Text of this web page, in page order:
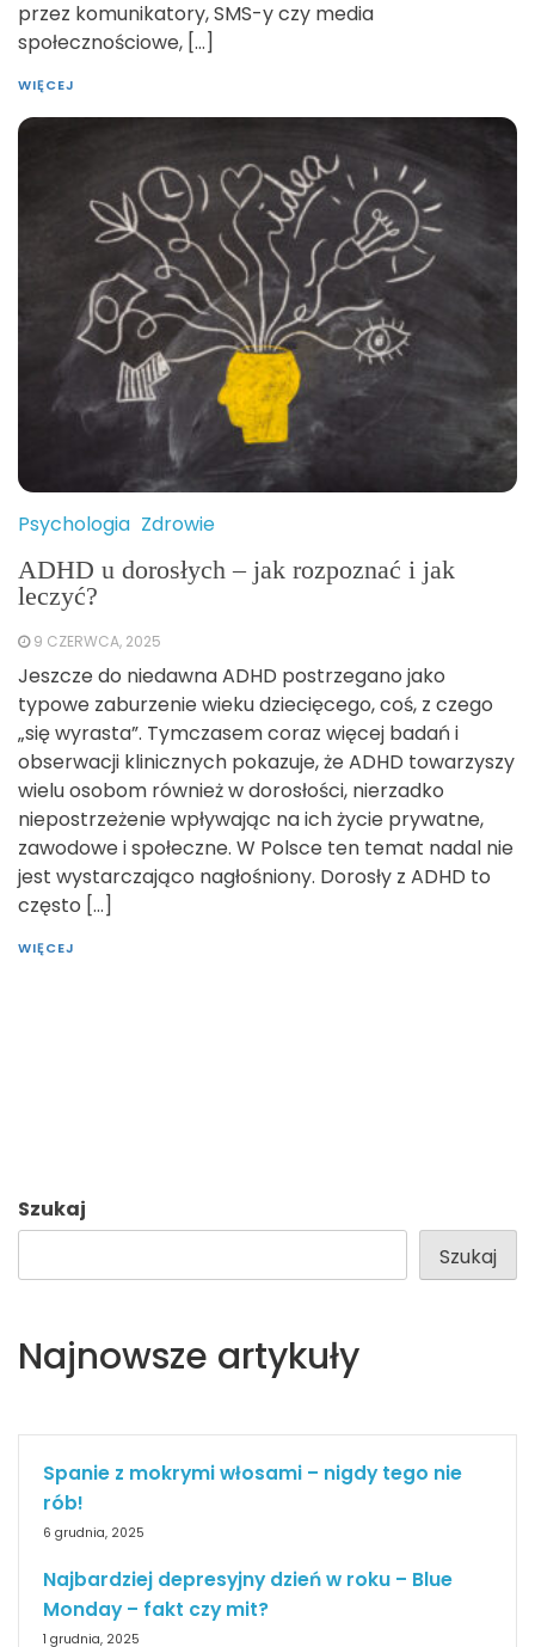
przez komunikatory, SMS-y czy media
społecznościowe, […]
WIĘCEJ
Psychologia Zdrowie
ADHD u dorosłych – jak rozpoznać i jak
leczyć?
9 CZERWCA, 2025
Jeszcze do niedawna ADHD postrzegano jako
typowe zaburzenie wieku dziecięcego, coś, z czego
„się wyrasta”. Tymczasem coraz więcej badań i
obserwacji klinicznych pokazuje, że ADHD towarzyszy
wielu osobom również w dorosłości, nierzadko
niepostrzeżenie wpływając na ich życie prywatne,
zawodowe i społeczne. W Polsce ten temat nadal nie
jest wystarczająco nagłośniony. Dorosły z ADHD to
często […]
WIĘCEJ
Szukaj
Szukaj
Najnowsze artykuły
Spanie z mokrymi włosami – nigdy tego nie
rób!
6 grudnia, 2025
Najbardziej depresyjny dzień w roku – Blue
Monday – fakt czy mit?
1 grudnia, 2025